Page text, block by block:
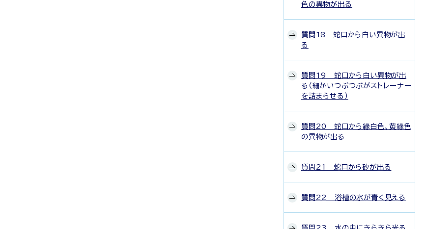
色の異物が出る
質問18 蛇口から白い異物が出
る
質問19 蛇口から白い異物が出
る（細かいつぶつぶがストレーナー
を詰まらせる）
質問20 蛇口から緑白色、黄緑色
の異物が出る
質問21 蛇口から砂が出る
質問22 浴槽の水が青く見える